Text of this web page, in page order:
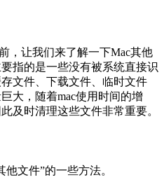
，让我们来了解一下Mac其他
指的是一些没有被系统直接识
文件、下载文件、临时文件
大，随着mac使用时间的增
及时清理这些文件非常重要。
文件”的一些方法。